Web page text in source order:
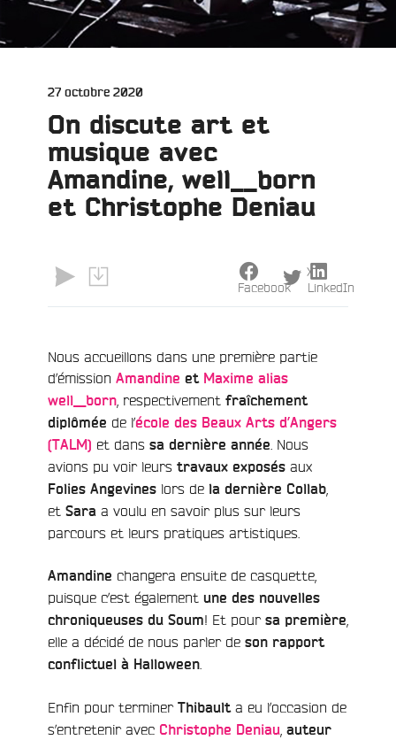
Publié
27 octobre 2020
On discute art et
musique avec
Amandine, well__born
et Christophe Deniau
Nous accueillons dans une première partie
d’émission Amandine et Maxime alias
well__born , respectivement fraîchement
diplômée de l’école des Beaux Arts d’Angers
(TALM) et dans sa dernière année . Nous
avions pu voir leurs travaux exposés aux
Folies Angevines lors de la dernière Collab
et Sara a voulu en savoir plus sur leurs
parcours et leurs pratiques artistiques.
Amandine changera ensuite de casquette,
puisque c’est également une des nouvelles
chroniqueuses du Soum! Et pour sa première
elle a décidé de nous parler de son rapport
conflictuel à Halloween
Enfin pour terminer Thibault a eu l’occasion de
s’entretenir avec Christophe Deniau auteur
Facebook
X
LinkedIn